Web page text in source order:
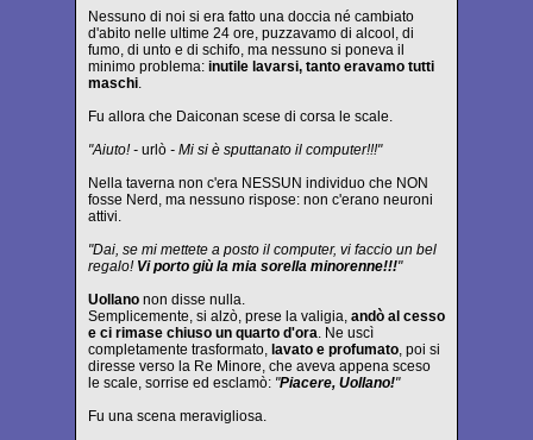
Nessuno di noi si era fatto una doccia né cambiato
d'abito nelle ultime 24 ore, puzzavamo di alcool, di
fumo, di unto e di schifo, ma nessuno si poneva il
minimo problema: inutile lavarsi, tanto eravamo tutti
maschi.
Fu allora che Daiconan scese di corsa le scale.
"Aiuto! - urlò - Mi si è sputtanato il computer!!!"
Nella taverna non c'era NESSUN individuo che NON
fosse Nerd, ma nessuno rispose: non c'erano neuroni
attivi.
"Dai, se mi mettete a posto il computer, vi faccio un bel
regalo! Vi porto giù la mia sorella minorenne!!!"
Uollano non disse nulla.
Semplicemente, si alzò, prese la valigia, andò al cesso
e ci rimase chiuso un quarto d'ora. Ne uscì
completamente trasformato, lavato e profumato, poi si
diresse verso la Re Minore, che aveva appena sceso
le scale, sorrise ed esclamò: "Piacere, Uollano!"
Fu una scena meravigliosa.